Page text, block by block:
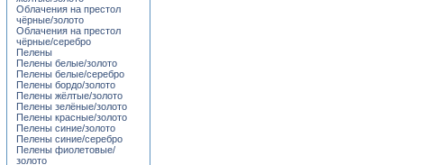
Облачения на престол
чёрные/золото
Облачения на престол
чёрные/серебро
Пелены
Пелены белые/золото
Пелены белые/серебро
Пелены бордо/золото
Пелены жёлтые/золото
Пелены зелёные/золото
Пелены красные/золото
Пелены синие/золото
Пелены синие/серебро
Пелены фиолетовые/
золото